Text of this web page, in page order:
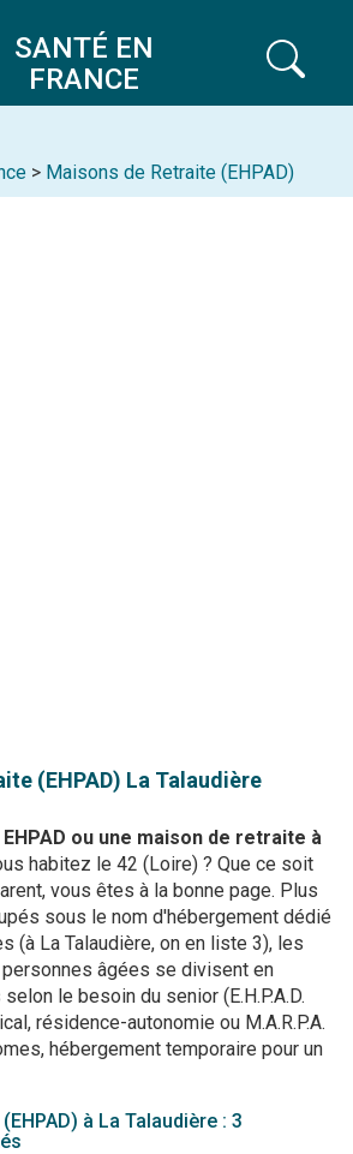
SANTÉ EN
FRANCE
> Maisons de Retraite (EHPAD)
(EHPAD) La Talaudière
EHPAD ou une maison de retraite à
habitez le 42 (Loire) ? Que ce soit
vous êtes à la bonne page. Plus
sous le nom d'hébergement dédié
(à La Talaudière, on en liste 3), les
âgées se divisent en
le besoin du senior (E.H.P.A.D.
résidence-autonomie ou M.A.R.P.A.
hébergement temporaire pour un
à La Talaudière : 3